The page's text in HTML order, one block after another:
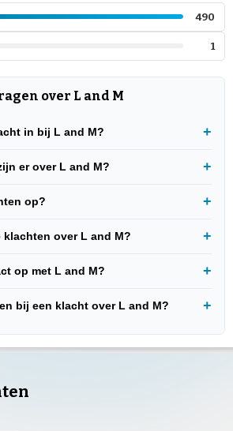
490
1
over L and M
in bij L and M?
er over L and M?
op?
klachten over L and M?
op met L and M?
bij een klacht over L and M?